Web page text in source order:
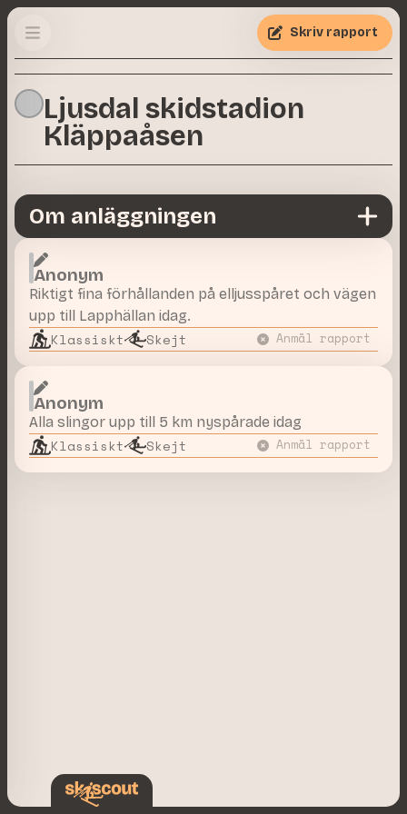
Ljusdal skidstadion
Kläppaåsen
Skriv rapport
Anonym
Riktigt fina förhållanden på elljusspåret och vägen
upp till Lapphällan idag.
Klassiskt Skejt Anmäl rapport
Anonym
Alla slingor upp till 5 km nyspårade idag
Klassiskt Skejt Anmäl rapport
Om anläggningen